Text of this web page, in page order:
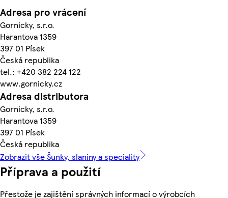
Adresa pro vrácení
Gornicky, s.r.o.
Harantova 1359
397 01 Písek
Česká republika
tel.: +420 382 224 122
www.gornicky.cz
Adresa distributora
Gornicky, s.r.o.
Harantova 1359
397 01 Písek
Česká republika
Zobrazit vše Šunky, slaniny a speciality
Příprava a použití
Přestože je zajištění správných informací o výrobcích